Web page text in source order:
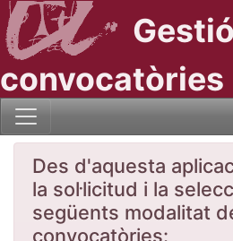
convocatòries
Des d'aquesta
la sol·licitud i la
següents modalitat
convocatòries: